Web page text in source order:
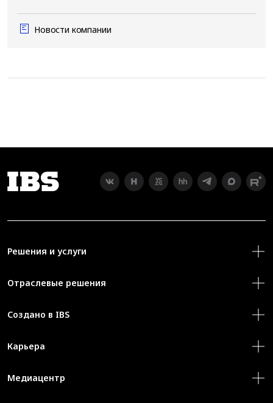
Новости компании
Решения и услуги
Отраслевые решения
Создано в IBS
Карьера
Медиацентр